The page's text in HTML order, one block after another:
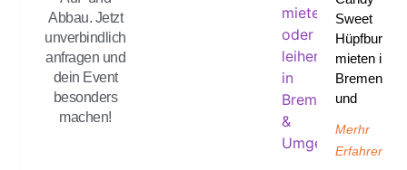
Abbau. Jetzt
unverbindlich
anfragen und
dein Event
besonders
machen!
Sweet
Hüpfburg
mieten in
Bremen
und
Merhr
Erfahren